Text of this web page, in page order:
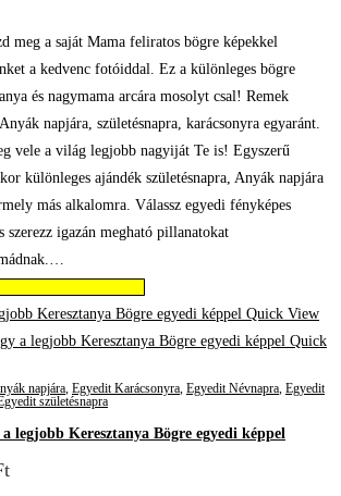
meg a saját Mama feliratos bögre képekkel
a kedvenc fotóiddal. Ez a különleges bögre
és nagymama arcára mosolyt csal! Remek
napjára, születésnapra, karácsonyra egyaránt.
vele a világ legjobb nagyiját Te is! Egyszerű
különleges ajándék születésnapra, Anyák napjára
más alkalomra. Válassz egyedi fényképes
szerezz igazán megható pillanatokat
Quick View
Quick
napjára Egyedit Karácsonyra Egyedit Névnapra Egyedit
születésnapra
a legjobb Keresztanya Bögre egyedi képpel